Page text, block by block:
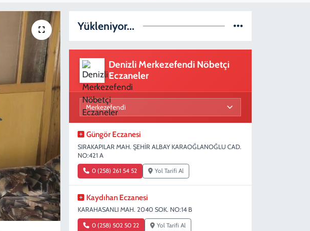
Yükleniyor...
Denizli Merkezefendi Nöbetçi
Eczaneler
Güngör Eczanesi
SIRAKAPILAR MAH. ŞEHİR ALBAY KARAOĞLANOĞLU CAD.
NO:421 A
0 (258) 261 54 52 Yol Tarifi Al
Kaydıhan Eczanesi
KARAHASANLI MAH. 2040 SOK. NO:14 B
0 (258) 502 50 22 Yol Tarifi Al